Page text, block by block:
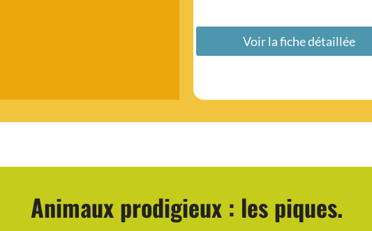
Voir la fiche détaillée
Animaux prodigieux : les piques.